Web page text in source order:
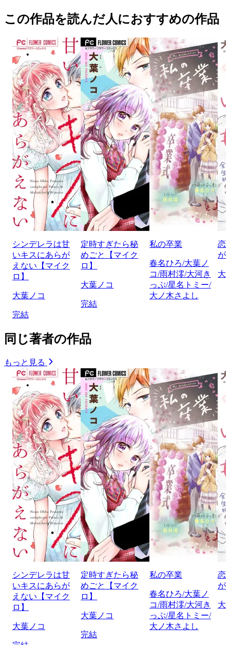
この作品を読んだ人におすすめの作品
シンデレラは甘
いキスにあらが
えない【マイク
ロ】
大葉ノコ
完結
定時すぎたら秘
めごと【マイク
ロ】
大葉ノコ
完結
私の卒業
春名ひろ/大葉ノ
コ/雨村澪/大河き
っぷ/星名トミー/
大ノ木さよし
恋
が
大
同じ著者の作品
もっと見る
シンデレラは甘
いキスにあらが
えない【マイク
ロ】
大葉ノコ
定時すぎたら秘
めごと【マイク
ロ】
大葉ノコ
完結
私の卒業
春名ひろ/大葉ノ
コ/雨村澪/大河き
っぷ/星名トミー/
大ノ木さよし
恋
が
大